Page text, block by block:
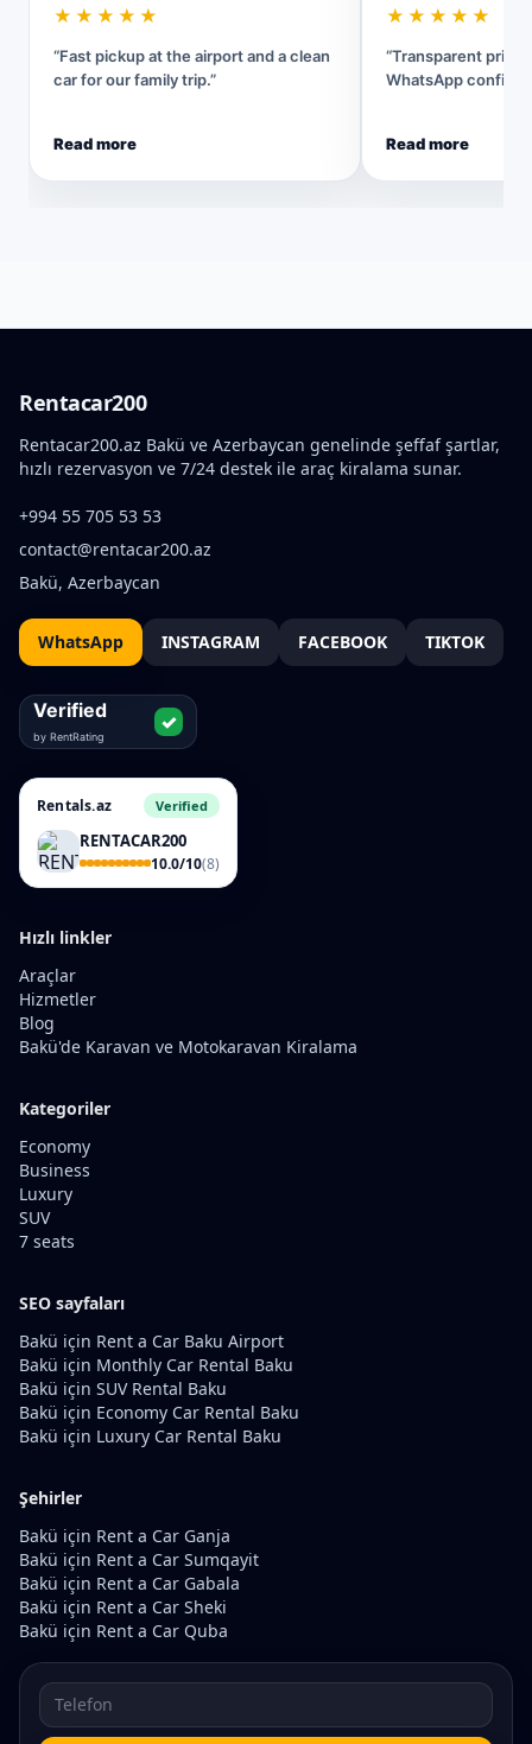
★★★★★
“Fast pickup at the airport and a clean
car for our family trip.”
Read more
★★★★★
“Transparent
WhatsApp
Read more
Rentacar200
Rentacar200.az Bakü ve Azerbaycan genelinde şeffaf şartlar,
hızlı rezervasyon ve 7/24 destek ile araç kiralama sunar.
+994 55 705 53 53
contact@rentacar200.az
Bakü, Azerbaycan
WhatsApp INSTAGRAM FACEBOOK TIKTOK
Rentals.az Verified
RENTACAR200
10.0/10(8)
Hızlı linkler
Araçlar
Hizmetler
Blog
Bakü'de Karavan ve Motokaravan Kiralama
Kategoriler
Economy
Business
Luxury
SUV
7 seats
SEO sayfaları
Bakü için Rent a Car Baku Airport
Bakü için Monthly Car Rental Baku
Bakü için SUV Rental Baku
Bakü için Economy Car Rental Baku
Bakü için Luxury Car Rental Baku
Şehirler
Bakü için Rent a Car Ganja
Bakü için Rent a Car Sumqayit
Bakü için Rent a Car Gabala
Bakü için Rent a Car Sheki
Bakü için Rent a Car Quba